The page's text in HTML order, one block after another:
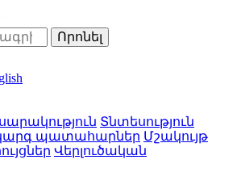
Տնտեսություն
պատահարներ Մշակույթ
Վերլուծական